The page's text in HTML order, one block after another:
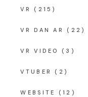
VR (215)
VR DAN AR (22)
VR VIDEO (3)
VTUBER (2)
WEBSITE (12)